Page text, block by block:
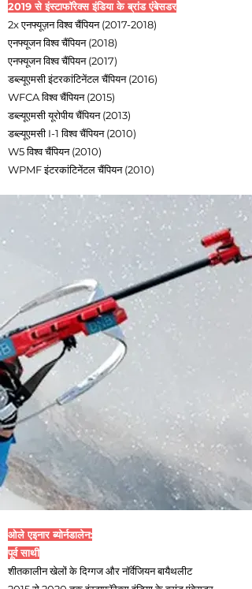
2019 से इंस्टाफॉरेक्स इंडिया के ब्रांड एंबेसडर
2x एनफ्यूज़न विश्व चैंपियन(2017-2018)
एनफ्यूजन विश्व चैंपियन (2018)
एनफ्यूजन विश्व चैंपियन (2017)
डब्ल्यूएमसी इंटरकांटिनेंटल चैंपियन (2016)
WFCA विश्व चैंपियन (2015)
डब्ल्यूएमसी यूरोपीय चैंपियन (2013)
डब्ल्यूएमसी I-1 विश्व चैंपियन (2010)
W5 विश्व चैंपियन (2010)
WPMF इंटरकांटिनेंटल चैंपियन (2010)
ओले एइनार ब्योर्नडालेन:
पूर्व साथी
शीतकालीन खेलों के दिग्गज और नॉर्वेजियन बायैथलीट